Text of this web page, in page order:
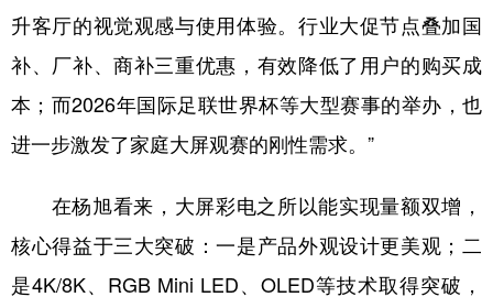
升客厅的视觉观感与使用体验。行业大促节点叠加国
补、厂补、商补三重优惠，有效降低了用户的购买成
本；而2026年国际足联世界杯等大型赛事的举办，也
进一步激发了家庭大屏观赛的刚性需求。”
在杨旭看来，大屏彩电之所以能实现量额双增，
核心得益于三大突破：一是产品外观设计更美观；二
是4K/8K、RGB Mini LED、OLED等技术取得突破，